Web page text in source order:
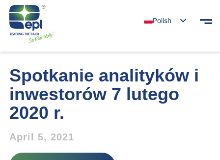
Polish
Spotkanie analityków i
inwestorów 7 lutego
2020 r.
April 5, 2021